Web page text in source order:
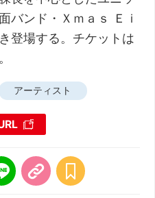
バンド・Ｘｍａｓ Ｅｉ
登場する。チケットは
アーティスト